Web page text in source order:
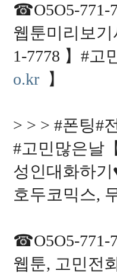
☎O5O5-771-
웹툰미리보
1-7778 】#고
o.kr 】
> > > #폰팅#
#고민많은날
성인대화하
호두코믹스,
☎O5O5-771-
웹툰, 고민전